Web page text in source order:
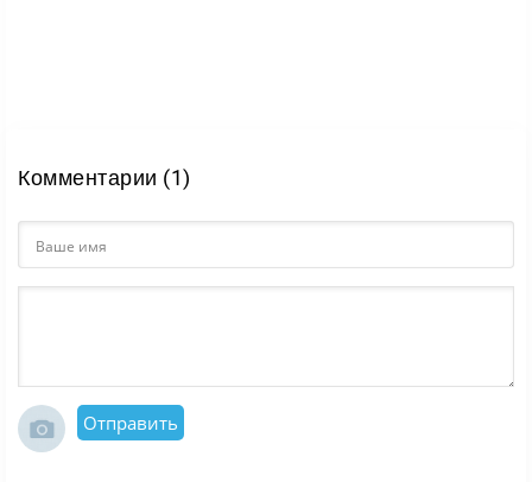
Комментарии (1)
Отправить